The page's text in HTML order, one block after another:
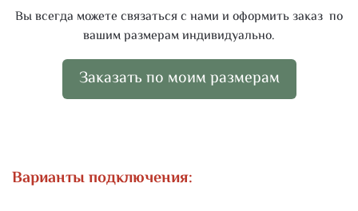
Вы всегда можете связаться с нами и оформить заказ по
вашим размерам индивидуально.
Заказать по моим размерам
Варианты подключения: